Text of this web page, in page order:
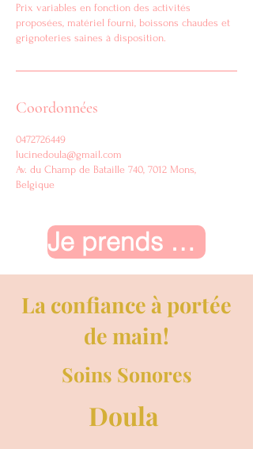
Prix variables en fonction des activités
proposées, matériel fourni, boissons chaudes et
grignoteries saines à disposition.
Coordonnées
0472726449
lucinedoula@gmail.com
Av. du Champ de Bataille 740, 7012 Mons,
Belgique
Je prends Contact
La confiance à portée
de main!
Soins Sonores
Doula